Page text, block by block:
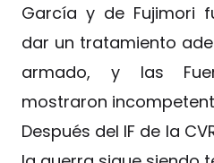
García y de Fujimori
dar un tratamiento
armado, y las
mostraron
Después del IF de la